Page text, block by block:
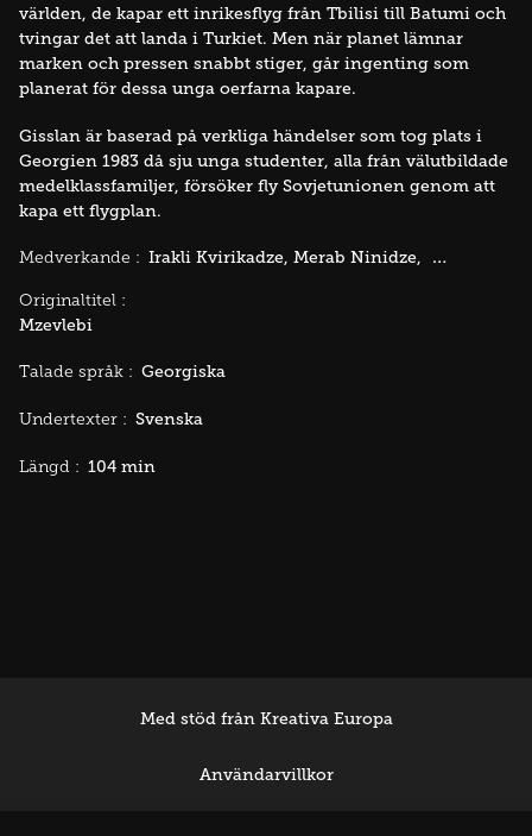
världen, de kapar ett inrikesflyg från Tbilisi till Batumi och
tvingar det att landa i Turkiet. Men när planet lämnar
marken och pressen snabbt stiger, går ingenting som
planerat för dessa unga oerfarna kapare.
Gisslan är baserad på verkliga händelser som tog plats i
Georgien 1983 då sju unga studenter, alla från välutbildade
medelklassfamiljer, försöker fly Sovjetunionen genom att
kapa ett flygplan.
Medverkande : Irakli Kvirikadze Merab Ninidze Tinatin
Originaltitel :
Mzevlebi
Talade språk : Georgiska
Undertexter : Svenska
Längd : 104 min
Med stöd från Kreativa Europa
Användarvillkor